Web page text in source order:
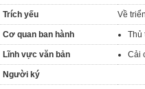
Trích yếu Về
Cơ quan ban hành Thủ
Lĩnh vực văn bản Cải
Người ký